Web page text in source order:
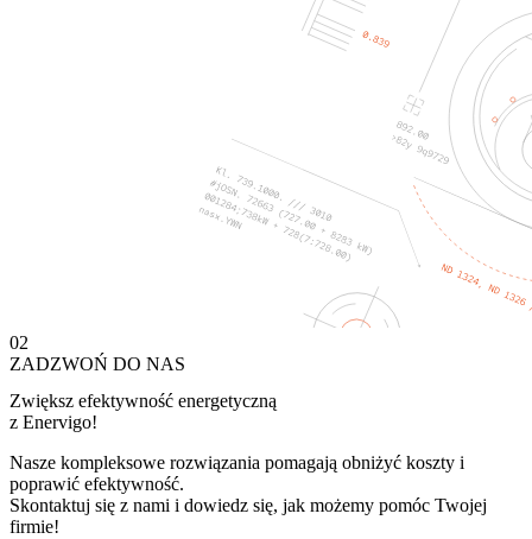
02
ZADZWOŃ DO NAS
Zwiększ efektywność energetyczną
z Enervigo!
Nasze kompleksowe rozwiązania pomagają obniżyć koszty i
poprawić efektywność.
Skontaktuj się z nami i dowiedz się, jak możemy pomóc Twojej
firmie!